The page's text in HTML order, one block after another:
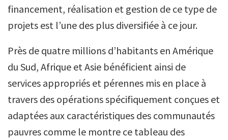
financement, réalisation et gestion de ce type de
projets est l’une des plus diversifiée à ce jour.
Près de quatre millions d’habitants en Amérique
du Sud, Afrique et Asie bénéficient ainsi de
services appropriés et pérennes mis en place à
travers des opérations spécifiquement conçues et
adaptées aux caractéristiques des communautés
pauvres comme le montre ce tableau des